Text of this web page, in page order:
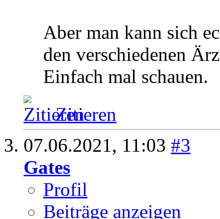
Aber man kann sich
den verschiedenen
Einfach mal schauen.
Zitieren
07.06.2021, 11:03 #3
Gates
Profil
Beiträge anzeigen